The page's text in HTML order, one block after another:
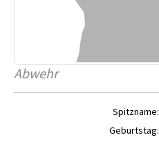
Abwehr
Spitzname:
Geburtstag: